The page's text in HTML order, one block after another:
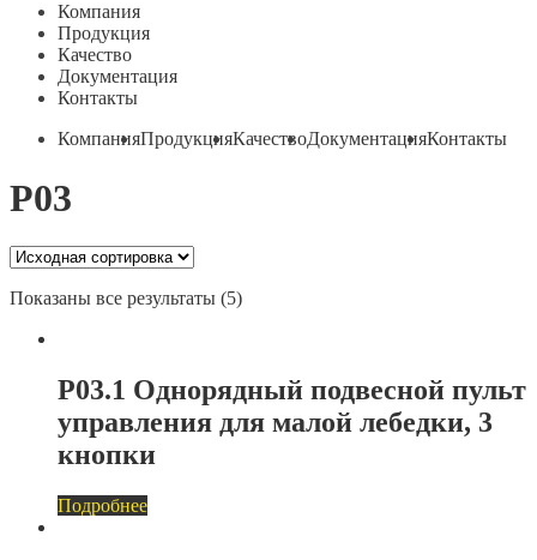
Компания
Продукция
Качество
Документация
Контакты
КомпанияПродукцияКачествоДокументацияКонтакты
P03
Показаны все результаты (5)
P03.1 Однорядный подвесной пульт
управления для малой лебедки, 3
кнопки
Подробнее